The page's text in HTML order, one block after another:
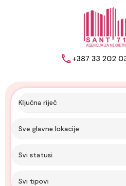
+387 33 202
Sve glavne lokacije
Svi statusi
Svi tipovi